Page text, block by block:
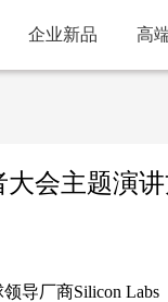
企业新品 高
会主题演
导厂商Silicon